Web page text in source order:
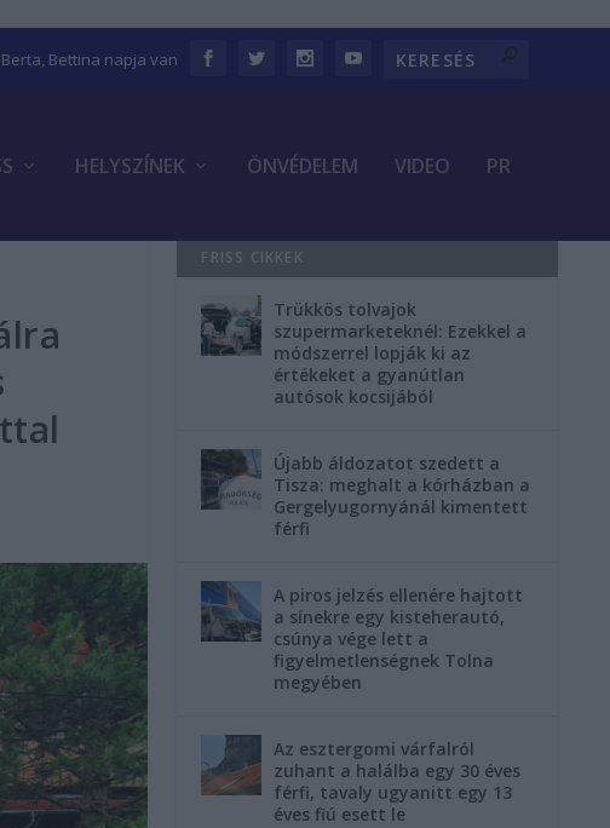
Bettina napja van
HELYSZÍNEK ÖNVÉDELEM VIDEO PR
FRISS CIKKEK
Trükkös tolvajok
szupermarketeknél: Ezekkel a
módszerrel lopják ki az
értékeket a gyanútlan
autósok kocsijából
Újabb áldozatot szedett a
Tisza: meghalt a kórházban a
Gergelyugornyánál kimentett
férfi
A piros jelzés ellenére hajtott
a sínekre egy kisteherautó,
csúnya vége lett a
figyelmetlenségnek Tolna
megyében
Az esztergomi várfalról
zuhant a halálba egy 30 éves
férfi, tavaly ugyanitt egy 13
éves fiú esett le